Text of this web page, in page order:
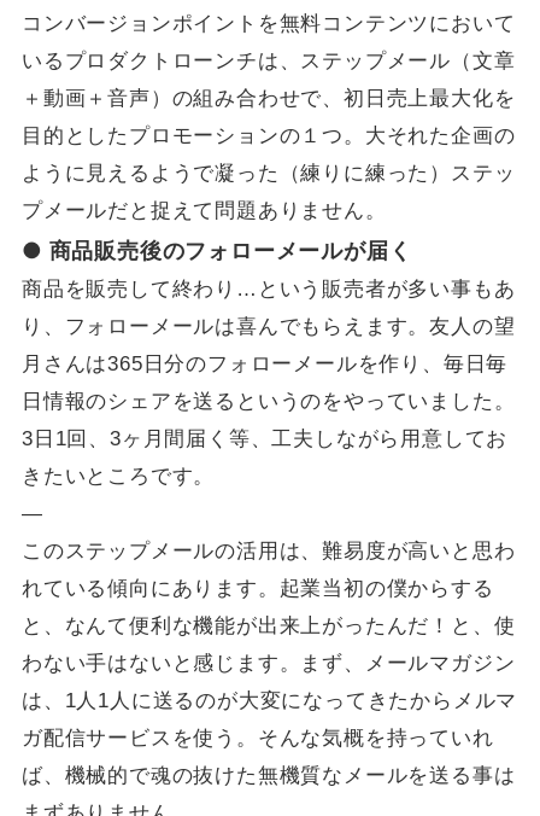
コンバージョンポイントを無料コンテンツにおいて
いるプロダクトローンチは、ステップメール（文章
＋動画＋音声）の組み合わせで、初日売上最大化を
目的としたプロモーションの１つ。大それた企画の
ように見えるようで凝った（練りに練った）ステッ
プメールだと捉えて問題ありません。
● 商品販売後のフォローメールが届く
商品を販売して終わり…という販売者が多い事もあ
り、フォローメールは喜んでもらえます。友人の望
月さんは365日分のフォローメールを作り、毎日毎
日情報のシェアを送るというのをやっていました。
3日1回、3ヶ月間届く等、工夫しながら用意してお
きたいところです。
—
このステップメールの活用は、難易度が高いと思わ
れている傾向にあります。起業当初の僕からする
と、なんて便利な機能が出来上がったんだ！と、使
わない手はないと感じます。まず、メールマガジン
は、1人1人に送るのが大変になってきたからメルマ
ガ配信サービスを使う。そんな気概を持っていれ
ば、機械的で魂の抜けた無機質なメールを送る事は